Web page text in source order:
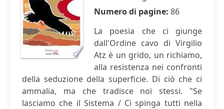
Numero di pagine: 86
La poesia che ci giunge
dall'Ordine cavo di Virgilio
Atz è un grido, un richiamo,
alla resistenza nei confronti
della seduzione della superficie. Di ciò che ci
ammalia, ma che tradisce noi stessi. "Se
lasciamo che il Sistema / Ci spinga tutti nella